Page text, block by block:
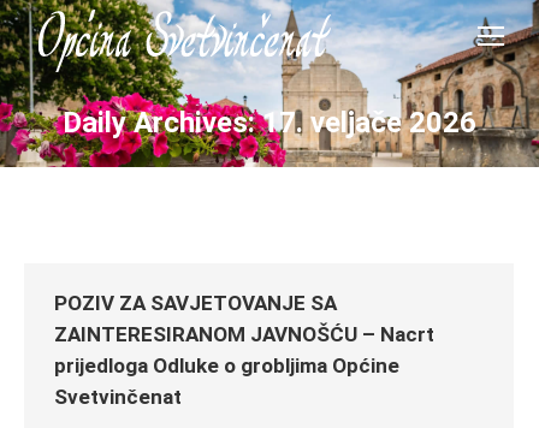
Daily Archives:17. veljače 2026
POZIV ZA SAVJETOVANJE SA
ZAINTERESIRANOM JAVNOŠĆU – Nacrt
prijedloga Odluke o grobljima Općine
Svetvinčenat